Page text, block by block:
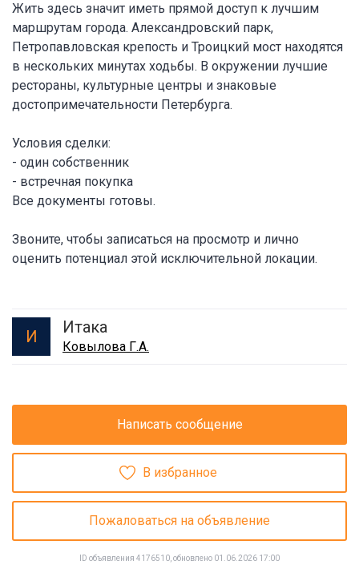
Жить здесь значит иметь прямой доступ к лучшим
маршрутам города. Александровский парк,
Петропавловская крепость и Троицкий мост находятся
в нескольких минутах ходьбы. В окружении лучшие
рестораны, культурные центры и знаковые
достопримечательности Петербурга.
Условия сделки:
- один собственник
- встречная покупка
Все документы готовы.
Звоните, чтобы записаться на просмотр и лично
оценить потенциал этой исключительной локации.
И Итака
Ковылова Г.А.
Написать сообщение
В избранное
Пожаловаться на объявление
ID объявления 4176510, обновлено 01.06.2026 17:00